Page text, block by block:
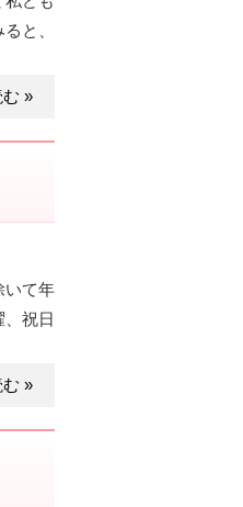
と、
»
いて年
祝日
»